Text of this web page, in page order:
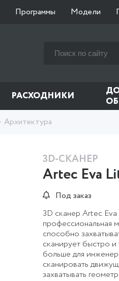
Программы Модели
РАСХОДНИКИ
Архитектура
3D-СКАНЕР
Artec Eva
Под заказ
3D сканер Artec
профессиональная
способно
сканирует быстро и
больше для
сканировать
захватывать